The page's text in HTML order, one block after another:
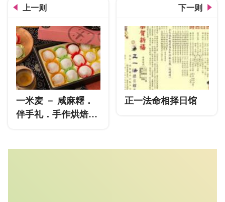
上一则
一米麦 － 咸麻糬．
伴手礼．手作烘焙．
下一则
正一法命相择日馆